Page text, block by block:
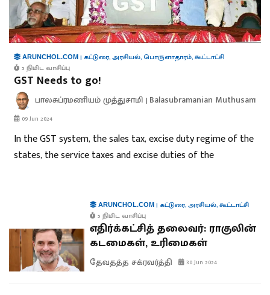
ARUNCHOL.COM | கட்டுரை,அரசியல்,பொருளாதாரம்,கூட்டாட்சி
5 நிமிட வாசிப்பு
GST Needs to go!
பாலசுப்ரமணியம் முத்துசாமி | Balasubramanian Muthusamy
09 Jun 2024
In the GST system, the sales tax, excise duty regime of the
states, the service taxes and excise duties of the
ARUNCHOL.COM| கட்டுரை,அரசியல்,கூட்டாட்சி
5 நிமிட வாசிப்பு
எதிர்க்கட்சித் தலைவர்: ராகுலின்
கடமைகள், உரிமைகள்
தேவதத்த சக்ரவர்த்தி 30 Jun 2024